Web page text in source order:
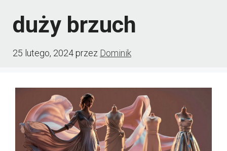
duży brzuch
25 lutego, 2024przez Dominik